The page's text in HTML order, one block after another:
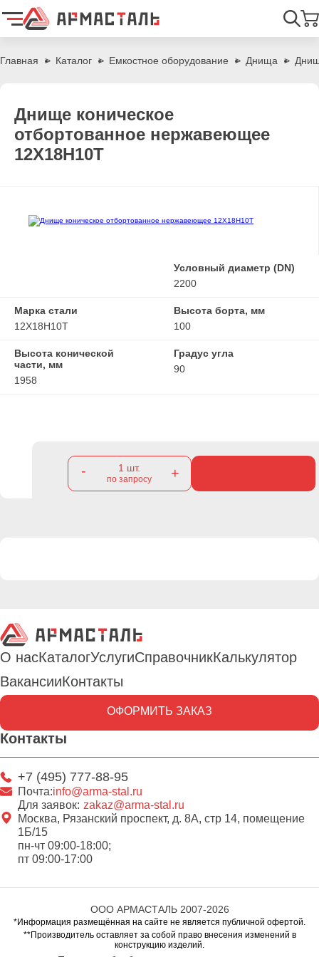
Главная
Каталог Емкостное оборудование Днища
Днище коническое
отбортованное нержавеющее
12Х18Н10Т
Условный диаметр (DN)
2200
Марка стали
12Х18Н10Т
Высота борта, мм
100
Высота конической
части, мм
1958
Градус угла
90
- 1 шт.
по запросу +
О насКаталогУслугиСправочникКалькулятор
ВакансииКонтакты
ОФОРМИТЬ ЗАКАЗ
Контакты
+7 (495) 777-88-95
Почта:info@arma-stal.ru
Для заявок: zakaz@arma-stal.ru
Москва, Рязанский проспект, д. 8А, стр 14, помещение
1Б/15
пн-чт 09:00-18:00;
пт 09:00-17:00
ООО АРМАСТАЛЬ 2007-2026
*Информация размещённая на сайте не является публичной офертой.
**Производитель оставляет за собой право внесения изменений в
конструкцию изделий.